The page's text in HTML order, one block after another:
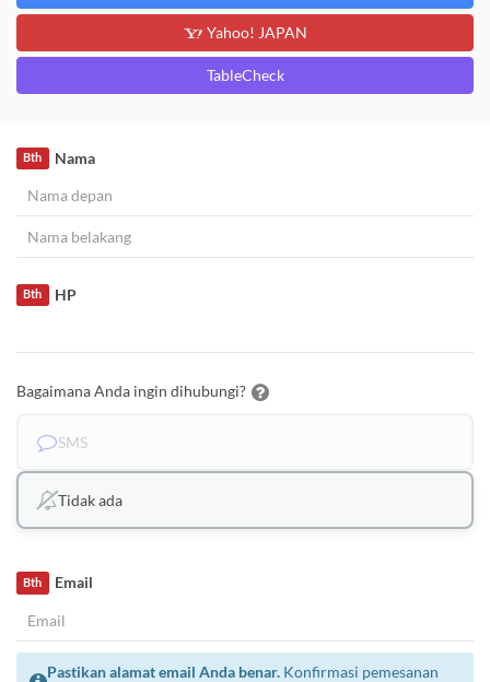
Yahoo! JAPAN
TableCheck
Nama
Bth
HP
Bth
Bagaimana Anda ingin dihubungi?
SMS
Tidak ada
Email
Bth
Pastikan alamat email Anda benar. Konfirmasi pemesanan